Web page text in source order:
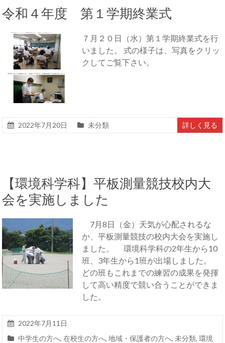
令和４年度 第１学期終業式
７月２０日（水）第１学期終業式を行
いました。 式の様子は、写真をクリッ
クしてご覧下さい。
2022年7月20日 未分類 詳しく見る
【環境科学科】平板測量競技校内大
会を実施しました
7月8日（金）天気が心配されるな
か、平板測量競技の校内大会を実施し
ました。 環境科学科の2年生から10
班、3年生から1班が出場しました。
どの班もこれまでの練習の成果を発揮
して高い精度で競い合うことができま
した。
2022年7月11日
中学生の方へ,在校生の方へ,地域・保護者の方へ, 未分類,環境